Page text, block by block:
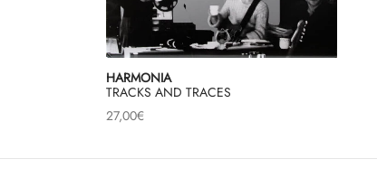
HARMONIA
TRACKS AND TRACES
27,00€